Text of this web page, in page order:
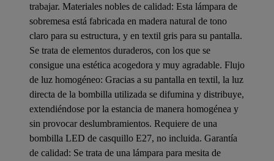
trabajar. Materiales nobles de calidad: Esta lámpara de
sobremesa está fabricada en madera natural de tono
claro para su estructura, y en textil gris para su pantalla.
Se trata de elementos duraderos, con los que se
consigue una estética acogedora y muy agradable. Flujo
de luz homogéneo: Gracias a su pantalla en textil, la luz
directa de la bombilla utilizada se difumina y distribuye,
extendiéndose por la estancia de manera homogénea y
sin provocar deslumbramientos. Requiere de una
bombilla LED de casquillo E27, no incluida. Garantía
de calidad: Se trata de una lámpara para mesita de